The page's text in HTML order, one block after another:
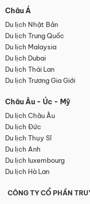
Châu Á
Du lịch Nhật Bản
Du lịch Trung Quốc
Du lịch Malaysia
Du lịch Dubai
Du lịch Thái Lan
Du lịch Trương Gia Giới
Châu Âu - Úc - Mỹ
Du lịch Châu Âu
Du lịch Đức
Du lịch Thụy Sĩ
Du lịch Anh
Du lịch luxembourg
Du lịch Hà Lan
CÔNG TY CỔ PHẦN